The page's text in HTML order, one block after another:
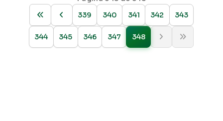
339
340 341 342 343
344 345 346 347 348